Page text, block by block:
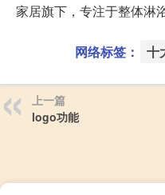
家居旗下，专注于整体淋
网络标签： 十
上一篇
logo功能